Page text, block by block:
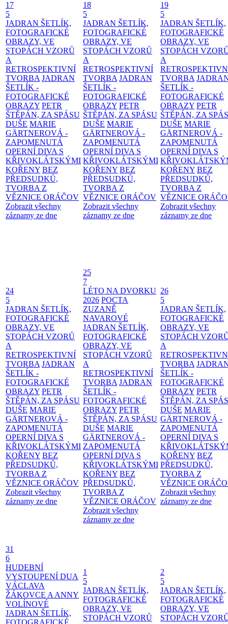
17
5
JADRAN ŠETLÍK,
FOTOGRAFICKÉ
OBRAZY, VE
STOPÁCH VZORŮ
A
RETROSPEKTIVNÍ
TVORBA JADRAN
ŠETLÍK -
FOTOGRAFICKÉ
OBRAZY PETR
ŠTĚPÁN, ZA SPÁSU
DUŠE MARIE
GÄRTNEROVÁ -
ZAPOMENUTÁ
OPERNÍ DIVA S
KŘIVOKLÁTSKÝMI
KOŘENY BEZ
PŘEDSUDKŮ,
TVORBA Z
VĚZNICE ORÁČOV
Zobrazit všechny
záznamy ze dne
18
5
JADRAN ŠETLÍK,
FOTOGRAFICKÉ
OBRAZY, VE
STOPÁCH VZORŮ
A
RETROSPEKTIVNÍ
TVORBA JADRAN
ŠETLÍK -
FOTOGRAFICKÉ
OBRAZY PETR
ŠTĚPÁN, ZA SPÁSU
DUŠE MARIE
GÄRTNEROVÁ -
ZAPOMENUTÁ
OPERNÍ DIVA S
KŘIVOKLÁTSKÝMI
KOŘENY BEZ
PŘEDSUDKŮ,
TVORBA Z
VĚZNICE ORÁČOV
Zobrazit všechny
záznamy ze dne
19
5
JADRAN ŠETLÍK,
FOTOGRAFICKÉ
OBRAZY, VE
STOPÁCH
A
TVORBA
ŠETLÍK -
FOTOGRAFICKÉ
OBRAZY PETR
ŠTĚPÁN, ZA
DUŠE MARIE
GÄRTNEROVÁ -
ZAPOMENUTÁ
OPERNÍ DIVA S
KOŘENY BEZ
PŘEDSUDKŮ,
TVORBA Z
VĚZNICE
Zobrazit všechny
záznamy ze dne
24
5
JADRAN ŠETLÍK,
FOTOGRAFICKÉ
OBRAZY, VE
STOPÁCH VZORŮ
A
RETROSPEKTIVNÍ
TVORBA JADRAN
ŠETLÍK -
FOTOGRAFICKÉ
OBRAZY PETR
ŠTĚPÁN, ZA SPÁSU
DUŠE MARIE
GÄRTNEROVÁ -
ZAPOMENUTÁ
OPERNÍ DIVA S
KŘIVOKLÁTSKÝMI
KOŘENY BEZ
PŘEDSUDKŮ,
TVORBA Z
VĚZNICE ORÁČOV
Zobrazit všechny
záznamy ze dne
25
7
LÉTO NA DVORKU
2026 POCTA
ZUZANĚ
NAVAROVÉ
JADRAN ŠETLÍK,
FOTOGRAFICKÉ
OBRAZY, VE
STOPÁCH VZORŮ
A
RETROSPEKTIVNÍ
TVORBA JADRAN
ŠETLÍK -
FOTOGRAFICKÉ
OBRAZY PETR
ŠTĚPÁN, ZA SPÁSU
DUŠE MARIE
GÄRTNEROVÁ -
ZAPOMENUTÁ
OPERNÍ DIVA S
KŘIVOKLÁTSKÝMI
KOŘENY BEZ
PŘEDSUDKŮ,
TVORBA Z
VĚZNICE ORÁČOV
Zobrazit všechny
záznamy ze dne
26
5
JADRAN ŠETLÍK,
FOTOGRAFICKÉ
OBRAZY, VE
STOPÁCH
A
TVORBA
ŠETLÍK -
FOTOGRAFICKÉ
OBRAZY PETR
ŠTĚPÁN, ZA
DUŠE MARIE
GÄRTNEROVÁ -
ZAPOMENUTÁ
OPERNÍ DIVA S
KOŘENY BEZ
PŘEDSUDKŮ,
TVORBA Z
VĚZNICE
Zobrazit všechny
záznamy ze dne
31
6
HUDEBNÍ
VYSTOUPENÍ DUA
VÁCLAVA
ŽÁKOVCE A ANNY
VOLÍNOVÉ
JADRAN ŠETLÍK,
1
5
JADRAN ŠETLÍK,
FOTOGRAFICKÉ
OBRAZY, VE
STOPÁCH VZORŮ
2
5
JADRAN ŠETLÍK,
FOTOGRAFICKÉ
OBRAZY, VE
STOPÁCH